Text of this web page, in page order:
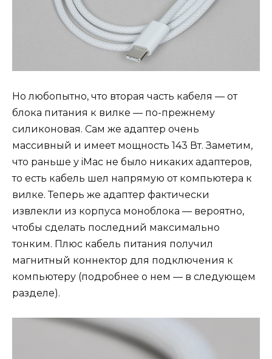
Но любопытно, что вторая часть кабеля — от
блока питания к вилке — по-прежнему
силиконовая. Сам же адаптер очень
массивный и имеет мощность 143 Вт. Заметим,
что раньше у iMac не было никаких адаптеров,
то есть кабель шел напрямую от компьютера к
вилке. Теперь же адаптер фактически
извлекли из корпуса моноблока — вероятно,
чтобы сделать последний максимально
тонким. Плюс кабель питания получил
магнитный коннектор для подключения к
компьютеру (подробнее о нем — в следующем
разделе).